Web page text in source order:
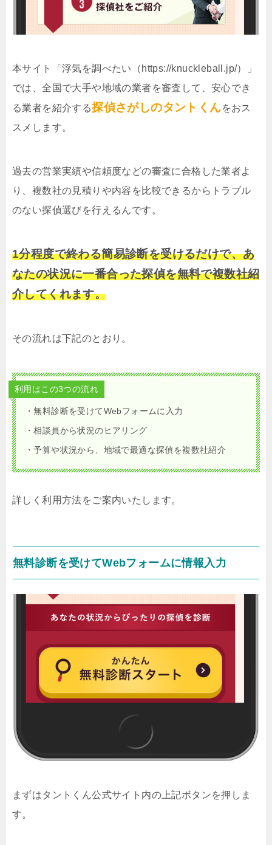
本サイト「浮気を調べたい（https://knuckleball.jp/）」
では、全国で大手や地域の業者を審査して、安心でき
る業者を紹介する探偵さがしのタントくんをおス
スメします。
過去の営業実績や信頼度などの審査に合格した業者よ
り、複数社の見積りや内容を比較できるからトラブル
のない探偵選びを行えるんです。
1分程度で終わる簡易診断を受けるだけで、あ
なたの状況に一番合った探偵を無料で複数社紹
介してくれます。
その流れは下記のとおり。
利用はこの3つの流れ
・無料診断を受けてWebフォームに入力
・相談員から状況のヒアリング
・予算や状況から、地域で最適な探偵を複数社紹介
詳しく利用方法をご案内いたします。
無料診断を受けてWebフォームに情報入力
まずはタントくん公式サイト内の上記ボタンを押しま
す。